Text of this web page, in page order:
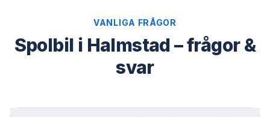
VANLIGA FRÅGOR
Spolbil i Halmstad – frågor &
svar